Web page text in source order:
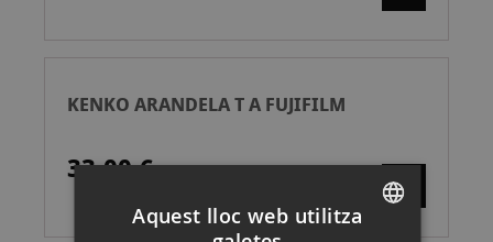
KENKO ARANDELA T A FUJIFILM
33,00 €
Aquest lloc web utilitza